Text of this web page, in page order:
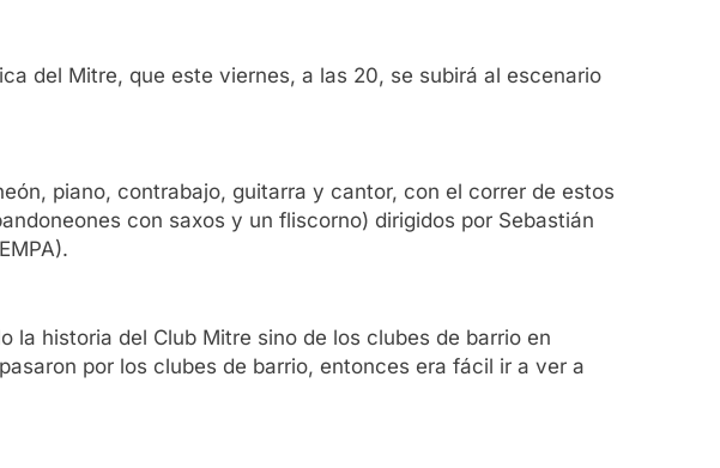
del Mitre, que este viernes, a las 20, se subirá al escenario
piano, contrabajo, guitarra y cantor, con el correr de estos
con saxos y un fliscorno) dirigidos por Sebastián
la historia del Club Mitre sino de los clubes de barrio en
por los clubes de barrio, entonces era fácil ir a ver a